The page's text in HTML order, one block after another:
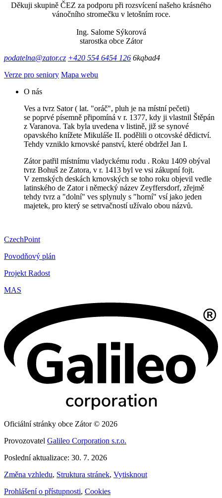
Děkuji skupině ČEZ za podporu při rozsvícení našeho krásného
vánočního stromečku v letošním roce.
Ing. Salome Sýkorová
starostka obce Zátor
podatelna@zator.cz +420 554 6454 126 6kqbad4
Verze pro seniory Mapa webu
O nás
Ves a tvrz Sator ( lat. "oráč", pluh je na místní pečeti)
se poprvé písemně připomíná v r. 1377, kdy ji vlastnil Štěpán
z Varanova. Tak byla uvedena v listině, již se synové
opavského knížete Mikuláše II. podělili o otcovské dědictví.
Tehdy vzniklo krnovské panství, které obdržel Jan I.
Zátor patřil místnímu vladyckému rodu . Roku 1409 obýval
tvrz Bohuš ze Zatora, v r. 1413 byl ve vsi zákupní fojt.
V zemských deskách krnovských se toho roku objevil vedle
latinského de Zator i německý název Zeyffersdorf, zřejmě
tehdy tvrz a "dolní" ves splynuly s "horní" vsí jako jeden
majetek, pro který se setrvačností užívalo obou názvů.
CzechPoint
Povodňový plán
Projekt Radost
MAS
Oficiální stránky obce Zátor © 2026
Provozovatel Galileo Corporation s.r.o.
Poslední aktualizace: 30. 7. 2026
Změna vzhledu, Struktura stránek, Vytisknout
Prohlášení o přístupnosti, Cookies